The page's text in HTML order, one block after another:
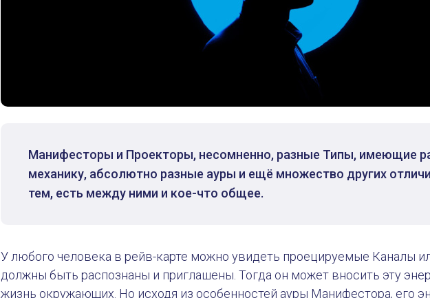
Манифесторы и Проекторы, несомненно, разные Типы, имеющие
механику, абсолютно разные ауры и ещё множество других
тем, есть между ними и кое-что общее.
У любого человека в рейв-карте можно увидеть проецируемые Каналы
должны быть распознаны и приглашены. Тогда он может вносить эту
жизнь окружающих. Но исходя из особенностей ауры Манифестора, его